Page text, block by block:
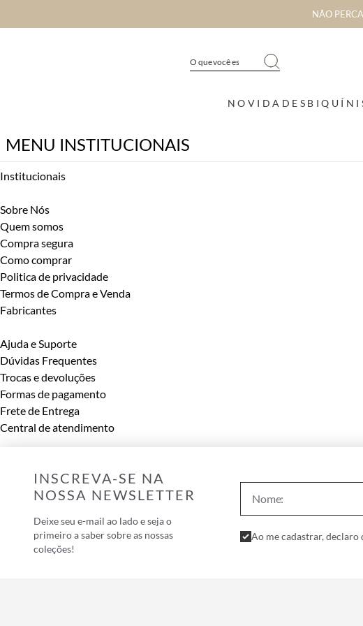
NÃO
NOVIDADES
MENU INSTITUCIONAIS
Institucionais
Sobre Nós
Quem somos
Compra segura
Como comprar
Politica de privacidade
Termos de Compra e Venda
Fabricantes
Ajuda e Suporte
Dúvidas Frequentes
Trocas e devoluções
Formas de pagamento
Frete de Entrega
Central de atendimento
INSCREVA-SE NA
NOSSA NEWSLETTER
Deixe seu e-mail ao lado e seja o
primeiro a saber sobre as nossas
coleções!
Ao me cadastrar, declaro